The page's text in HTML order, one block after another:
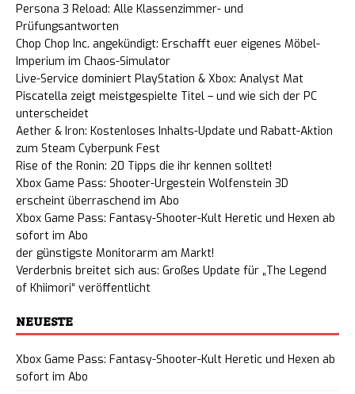
Persona 3 Reload: Alle Klassenzimmer- und
Prüfungsantworten
Chop Chop Inc. angekündigt: Erschafft euer eigenes Möbel-
Imperium im Chaos-Simulator
Live-Service dominiert PlayStation & Xbox: Analyst Mat
Piscatella zeigt meistgespielte Titel – und wie sich der PC
unterscheidet
Aether & Iron: Kostenloses Inhalts-Update und Rabatt-Aktion
zum Steam Cyberpunk Fest
Rise of the Ronin: 20 Tipps die ihr kennen solltet!
Xbox Game Pass: Shooter-Urgestein Wolfenstein 3D
erscheint überraschend im Abo
Xbox Game Pass: Fantasy-Shooter-Kult Heretic und Hexen ab
sofort im Abo
der günstigste Monitorarm am Markt!
Verderbnis breitet sich aus: Großes Update für „The Legend
of Khiimori“ veröffentlicht
NEUESTE
Xbox Game Pass: Fantasy-Shooter-Kult Heretic und Hexen ab
sofort im Abo